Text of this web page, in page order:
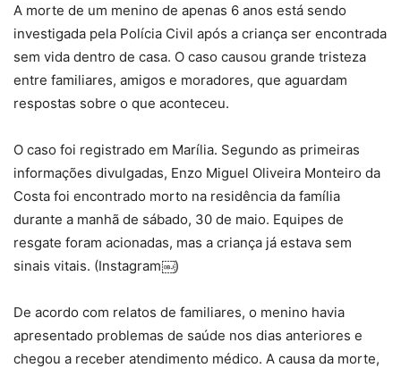
A morte de um menino de apenas 6 anos está sendo
investigada pela Polícia Civil após a criança ser encontrada
sem vida dentro de casa. O caso causou grande tristeza
entre familiares, amigos e moradores, que aguardam
respostas sobre o que aconteceu.
O caso foi registrado em Marília. Segundo as primeiras
informações divulgadas, Enzo Miguel Oliveira Monteiro da
Costa foi encontrado morto na residência da família
durante a manhã de sábado, 30 de maio. Equipes de
resgate foram acionadas, mas a criança já estava sem
sinais vitais. (Instagram￼)
De acordo com relatos de familiares, o menino havia
apresentado problemas de saúde nos dias anteriores e
chegou a receber atendimento médico. A causa da morte,